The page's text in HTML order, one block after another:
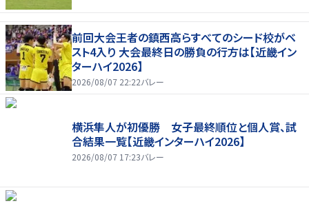
前回大会王者の鎮西高らすべてのシード校がベ
スト4入り 大会最終日の勝負の行方は【近畿イン
ターハイ2026】
2026/08/07 22:22バレー
横浜隼人が初優勝 女子最終順位と個人賞、試
合結果一覧【近畿インターハイ2026】
2026/08/07 17:23バレー